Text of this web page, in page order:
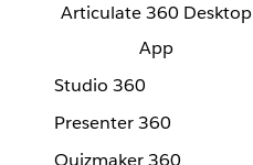
Articulate 360 Desktop
App
Studio 360
Presenter 360
Quizmaker 360